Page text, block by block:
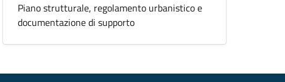
Piano strutturale, regolamento urbanistico e
documentazione di supporto